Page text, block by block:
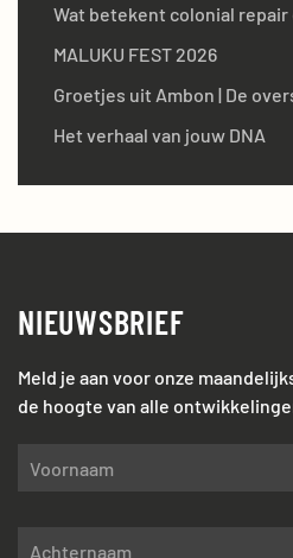
Wat betekent colonial repair
MALUKU FEST 2026
Groetjes uit Ambon | De
Het verhaal van jouw DNA
NIEUWSBRIEF
Meld je aan voor onze
de hoogte van alle